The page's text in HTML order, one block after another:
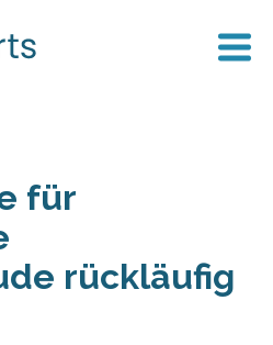
für
rückläufig